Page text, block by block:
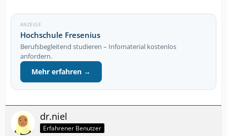
ANZEIGE
Hochschule Fresenius
Berufsbegleitend studieren – Infomaterial kostenlos
anfordern.
Mehr erfahren →
dr.niel
Erfahrener Benutzer